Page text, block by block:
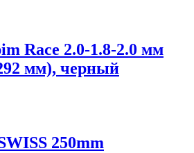
Race 2.0-1.8-2.0 мм
мм), черный
250mm